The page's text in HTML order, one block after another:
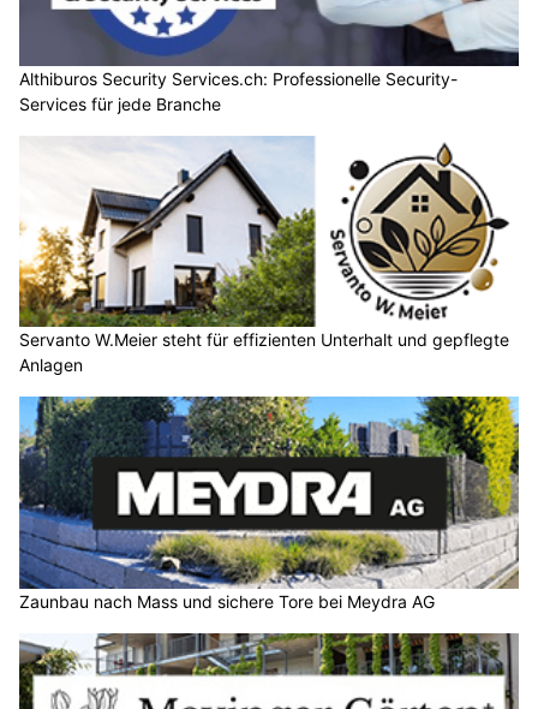
RIK-Diagnostik Rita Klemenz analysiert Asbest und Gebäudeschadstoffe für Firmen
Carports und Garagen: Konstruktion, Belüftung
BELMEDIA REDAKTION
Der Stellplatz schützt das Fahrzeug – aber auch die
Architektur profitiert von einer klug geplanten Garage oder
einem Carport. Dabei zählen Bauweise, Materialien und
Funktion gleichermassen.
Zwischen offener Leichtigkeit und abgeschlossener Sicherheit
liegen viele Gestaltungsmöglichkeiten. Wer Carport oder
Garage bereits beim Neubau integriert, optimiert Platz,
Technikführung und Gebäudeästhetik.
Weiterlesen
Top Monteur GmbH Glarus: Saubere Räume, stabile Montage, zuverlässige
Reparaturen
Bättig Haustechnik AG: Innovative Gebäudetechnik für die Region Entlebuch LU
Holling Services: Präziser Schutz vor Feuchte und Wasserschäden